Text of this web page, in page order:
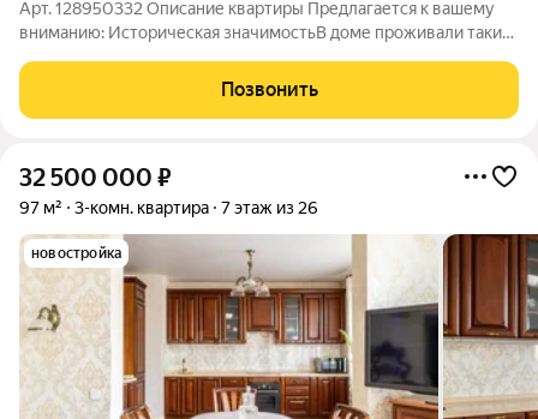
Арт. 128950332 Описание квартиры Предлагается к вашему
вниманию: Историческая значимостьВ доме проживали такие
Квартира расположена в историческом районе, что придает ей
особую ценность и
Позвонить
32 500 000 ₽
97 м² 3-комн. квартира 7 этаж из 26
новостройка